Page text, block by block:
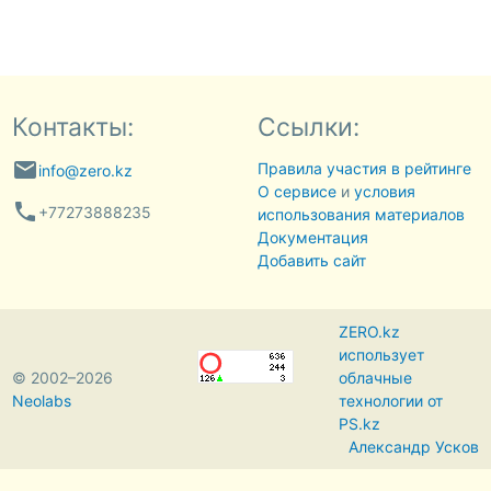
Контакты:
emailinfo@zero.kz
phone +77273888235
Ссылки:
Правила участия в рейтинге
О сервисеи условия
использования материалов
Документация
Добавить сайт
© 2002–2026
Neolabs
ZERO.kz
использует
облачные
технологии от
PS.kz
Александр Усков